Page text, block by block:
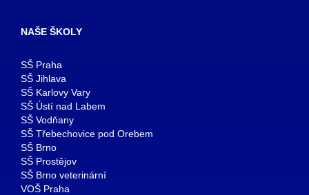
NAŠE ŠKOLY
SŠ Praha
SŠ Jihlava
SŠ Karlovy Vary
SŠ Ústí nad Labem
SŠ Vodňany
SŠ Třebechovice pod Orebem
SŠ Brno
SŠ Prostějov
SŠ Brno veterinární
VOŠ Praha